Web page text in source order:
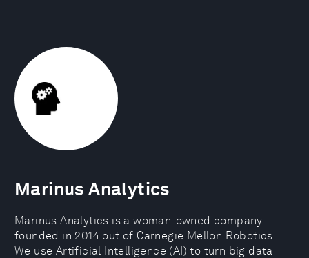
Marinus Analytics
Marinus Analytics is a woman-owned company
founded in 2014 out of Carnegie Mellon Robotics.
We use Artificial Intelligence (AI) to turn big data